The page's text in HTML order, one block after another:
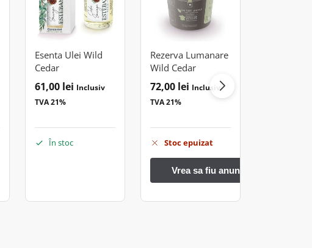
Esenta Ulei Wild
Cedar
61,00 lei Inclusiv
TVA 21%
În stoc
Rezerva Lumanare
Wild Cedar
72,00 lei Inclusiv
TVA 21%
Stoc epuizat